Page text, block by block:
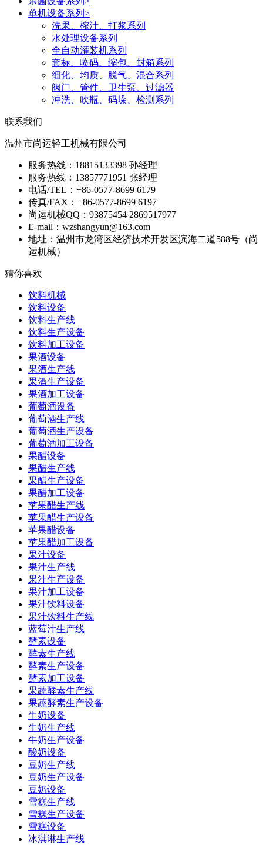
单机设备系列 >
洗果、榨汁、打浆系列
水处理设备系列
全自动灌装机系列
套标、喷码、缩包、封箱系列
细化、均质、脱气、混合系列
阀门、管件、卫生泵、过滤器
冲洗、吹瓶、码垛、检测系列
联系我们
温州市尚运轻工机械有限公司
服务热线：18815133398 孙经理
服务热线：13857771951 张经理
电话/TEL：+86-0577-8699 6179
传真/FAX：+86-0577-8699 6197
尚运机械QQ：93875454 2869517977
E-mail：wzshangyun@163.com
地址：温州市龙湾区经济技术开发区滨海二道588号（尚
运机械）
猜你喜欢
饮料机械
饮料设备
饮料生产线
饮料生产设备
饮料加工设备
果酒设备
果酒生产线
果酒生产设备
果酒加工设备
葡萄酒设备
葡萄酒生产线
葡萄酒生产设备
葡萄酒加工设备
果醋设备
果醋生产线
果醋生产设备
果醋加工设备
苹果醋生产线
苹果醋生产设备
苹果醋设备
苹果醋加工设备
果汁设备
果汁生产线
果汁生产设备
果汁加工设备
果汁饮料设备
果汁饮料生产线
蓝莓汁生产线
酵素设备
酵素生产线
酵素生产设备
酵素加工设备
果蔬酵素生产线
果蔬酵素生产设备
牛奶设备
牛奶生产线
牛奶生产设备
酸奶设备
豆奶生产线
豆奶生产设备
豆奶设备
雪糕生产线
雪糕生产设备
雪糕设备
冰淇淋生产线